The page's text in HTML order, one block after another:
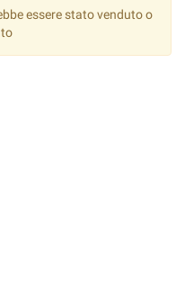
essere stato venduto o